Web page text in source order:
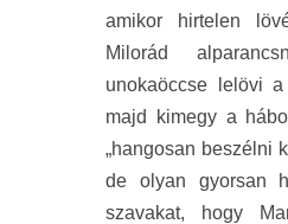
amikor hirtelen
Milorád
unokaöccse lelövi a
majd kimegy a
„hangosan beszélni
de olyan gyorsan
szavakat, hogy